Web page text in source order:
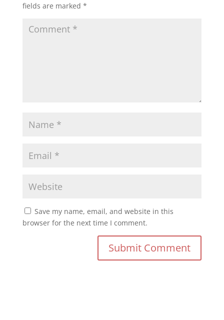
fields are marked *
Save my name, email, and website in this
browser for the next time I comment.